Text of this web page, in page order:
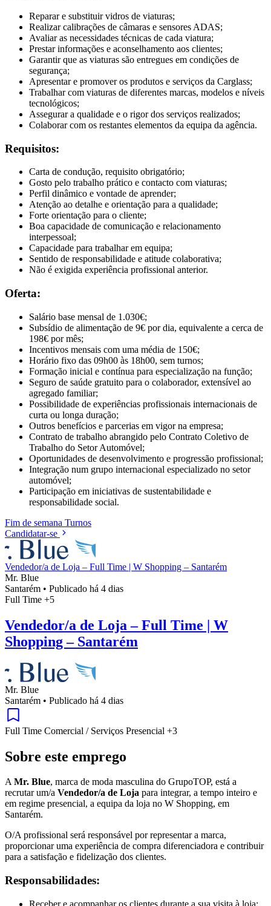
Reparar e substituir vidros de viaturas;
Realizar calibrações de câmaras e sensores ADAS;
Avaliar as necessidades técnicas de cada viatura;
Prestar informações e aconselhamento aos clientes;
Garantir que as viaturas são entregues em condições de
segurança;
Apresentar e promover os produtos e serviços da Carglass;
Trabalhar com viaturas de diferentes marcas, modelos e níveis
tecnológicos;
Assegurar a qualidade e o rigor dos serviços realizados;
Colaborar com os restantes elementos da equipa da agência.
Requisitos:
Carta de condução, requisito obrigatório;
Gosto pelo trabalho prático e contacto com viaturas;
Perfil dinâmico e vontade de aprender;
Atenção ao detalhe e orientação para a qualidade;
Forte orientação para o cliente;
Boa capacidade de comunicação e relacionamento
interpessoal;
Capacidade para trabalhar em equipa;
Sentido de responsabilidade e atitude colaborativa;
Não é exigida experiência profissional anterior.
Oferta:
Salário base mensal de 1.030€;
Subsídio de alimentação de 9€ por dia, equivalente a cerca de
198€ por mês;
Incentivos mensais com uma média de 150€;
Horário fixo das 09h00 às 18h00, sem turnos;
Formação inicial e contínua para especialização na função;
Seguro de saúde gratuito para o colaborador, extensível ao
agregado familiar;
Possibilidade de experiências profissionais internacionais de
curta ou longa duração;
Outros benefícios e parcerias em vigor na empresa;
Contrato de trabalho abrangido pelo Contrato Coletivo de
Trabalho do Setor Automóvel;
Oportunidades de desenvolvimento e progressão profissional;
Integração num grupo internacional especializado no setor
automóvel;
Participação em iniciativas de sustentabilidade e
responsabilidade social.
Fim de semana Turnos
Candidatar-se
Vendedor/a de Loja – Full Time | W Shopping – Santarém
Mr. Blue
Santarém • Publicado há 4 dias
Full Time +5
Vendedor/a de Loja – Full Time | W
Shopping – Santarém
Mr. Blue
Santarém • Publicado há 4 dias
Full Time Comercial / Serviços Presencial +3
Sobre este emprego
AMr. Blue, marca de moda masculina do GrupoTOP, está a
recrutar um/a Vendedor/a de Loja para integrar, a tempo inteiro e
em regime presencial, a equipa da loja no W Shopping, em
Santarém.
O/A profissional será responsável por representar a marca,
proporcionar uma experiência de compra diferenciadora e contribuir
para a satisfação e fidelização dos clientes.
Responsabilidades:
Receber e acompanhar os clientes durante a sua visita à loja;